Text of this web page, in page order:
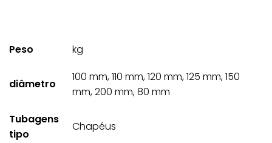
Peso kg
diâmetro
100 mm, 110 mm, 120 mm, 125 mm, 150
mm, 200 mm, 80 mm
Tubagens
tipo
Chapéus